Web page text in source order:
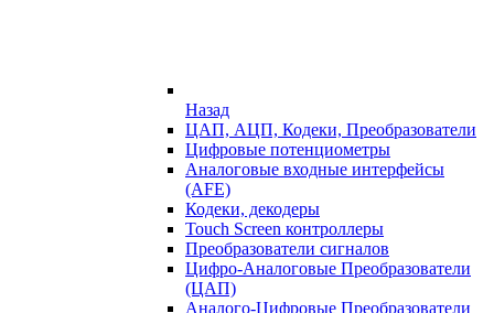
Назад
ЦАП, АЦП, Кодеки, Преобразователи
Цифровые потенциометры
Аналоговые входные интерфейсы
(AFE)
Кодеки, декодеры
Touch Screen контроллеры
Преобразователи сигналов
Цифро-Аналоговые Преобразователи
(ЦАП)
Аналого-Цифровые Преобразователи